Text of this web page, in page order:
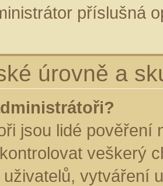
příslušná
úrovně a
jsou lidé pověření
veškerý
vytváření